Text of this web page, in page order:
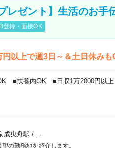
レゼント】生活のお手
登録・面接OK
以上で週3日～＆土日休みも
■扶養内OK ■日収1万2000円以上
成曳舟駅 /
の勤務地を紹介します。